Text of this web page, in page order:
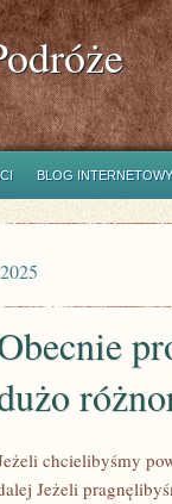
BLOG INTERNETOWY
chcielibyśmy
Jeżeli